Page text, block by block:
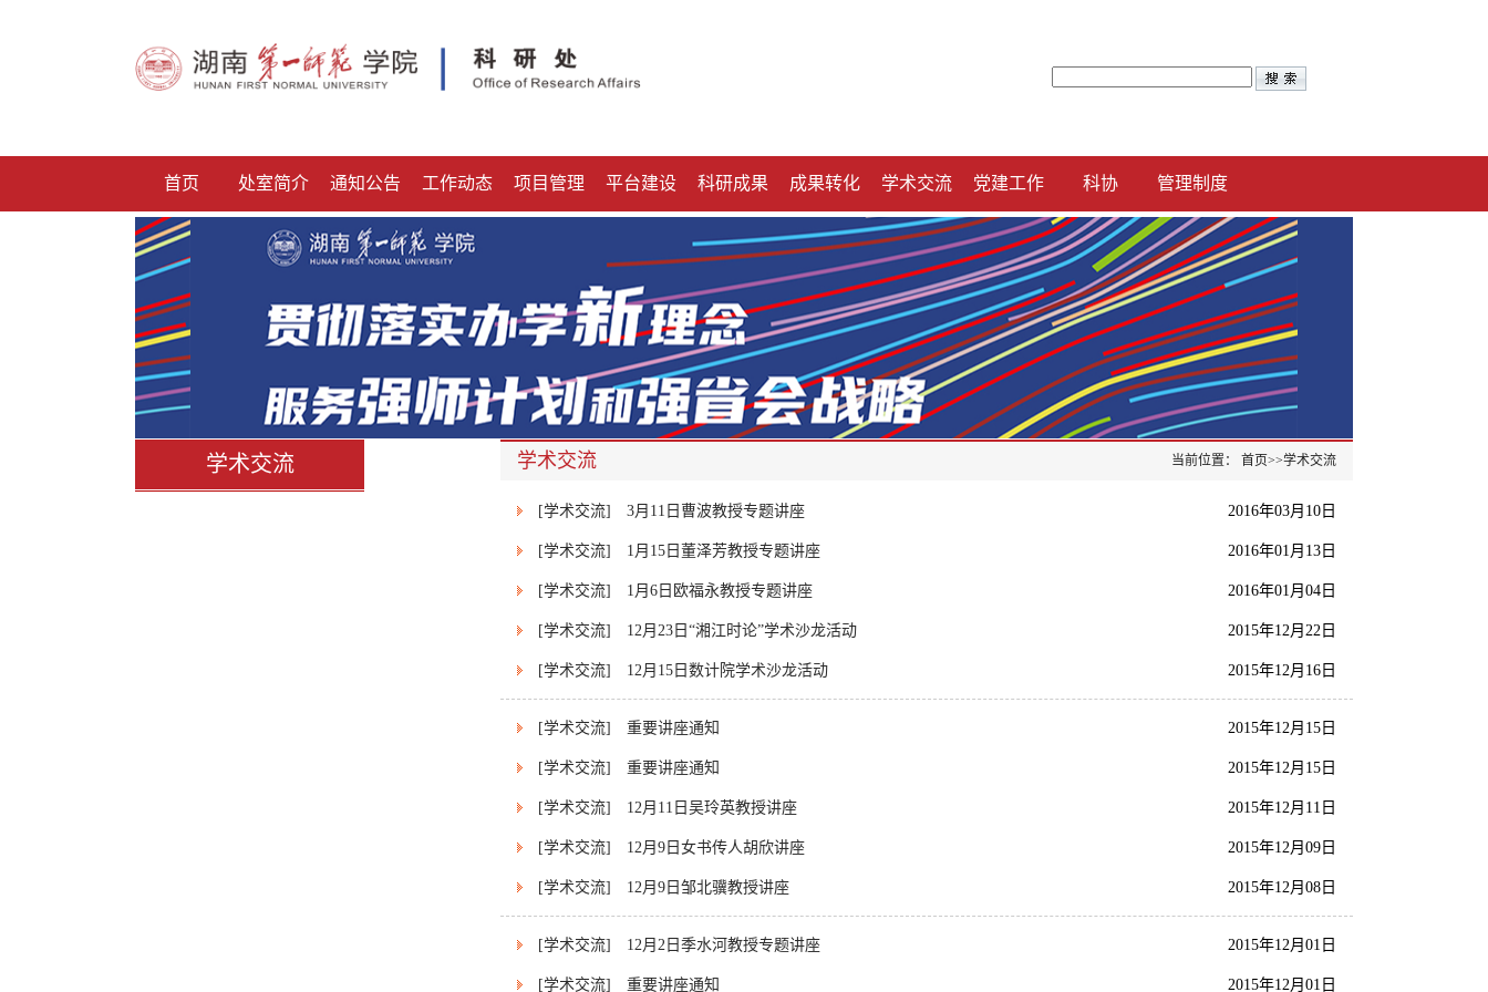
首页 处室简介 通知公告 工作动态 项目管理 平台建设 科研成果 成果转化 学术交流 党建工作 科协 管理制度
学术交流 学术交流 当前位置： 首页>>学术交流
[学术交流] 3月11日曹波教授专题讲座 2016年03月10日
[学术交流] 1月15日董泽芳教授专题讲座 2016年01月13日
[学术交流] 1月6日欧福永教授专题讲座 2016年01月04日
[学术交流] 12月23日“湘江时论”学术沙龙活动 2015年12月22日
[学术交流] 12月15日数计院学术沙龙活动 2015年12月16日
[学术交流] 重要讲座通知 2015年12月15日
[学术交流] 重要讲座通知 2015年12月15日
[学术交流] 12月11日吴玲英教授讲座 2015年12月11日
[学术交流] 12月9日女书传人胡欣讲座 2015年12月09日
[学术交流] 12月9日邹北骥教授讲座 2015年12月08日
[学术交流] 12月2日季水河教授专题讲座 2015年12月01日
[学术交流] 重要讲座通知 2015年12月01日